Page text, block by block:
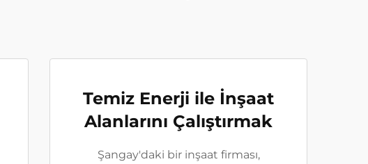
Temiz Enerji ile İnşaat
Alanlarını Çalıştırmak
Şangay'daki bir inşaat firması,